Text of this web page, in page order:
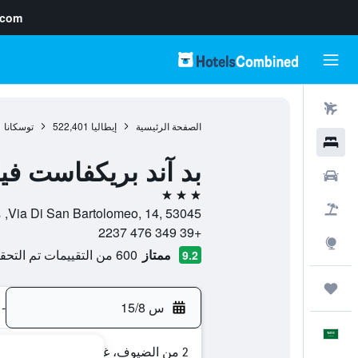
الصفحة الرئيسية إيطاليا 522,401 توسكانا
بد آند بريكفاست
3 نجوم
Via Di San Bartolomeo, 14, 53045, مونتيبولسانو, توسكانا, إيطاليا
+39 349 476 2237
9.2 ممتاز 600 من التقييمات تم التحقق منها
س 15/8 -
2 من الضيوف، غرفة واحدة